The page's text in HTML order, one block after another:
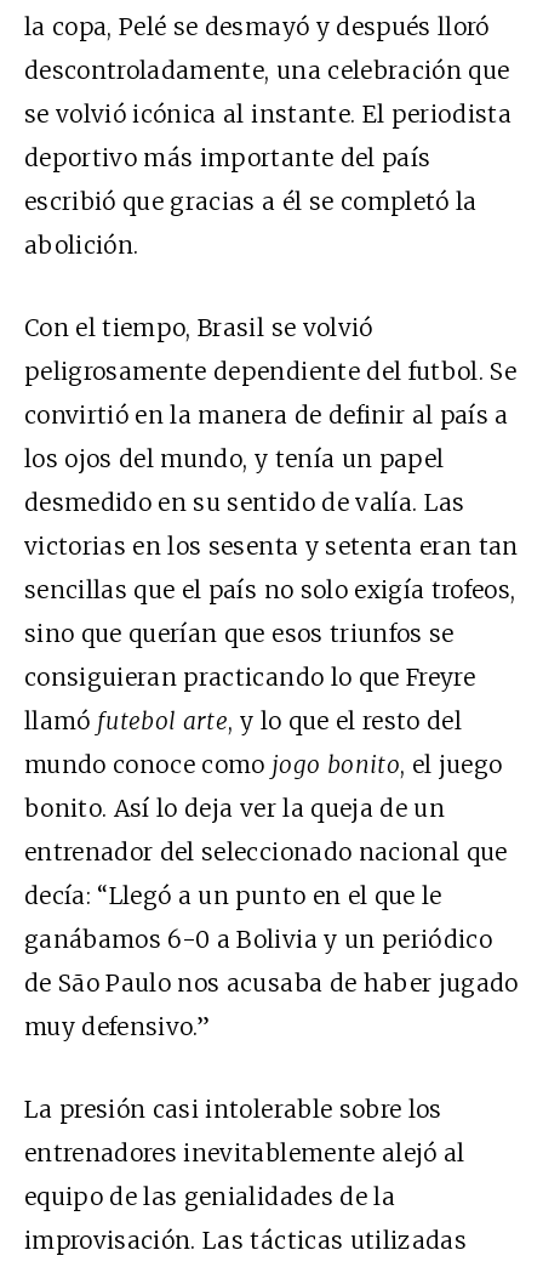
la copa, Pelé se desmayó y después lloró
descontroladamente, una celebración que
se volvió icónica al instante. El periodista
deportivo más importante del país
escribió que gracias a él se completó la
abolición.
Con el tiempo, Brasil se volvió
peligrosamente dependiente del futbol. Se
convirtió en la manera de definir al país a
los ojos del mundo, y tenía un papel
desmedido en su sentido de valía. Las
victorias en los sesenta y setenta eran tan
sencillas que el país no solo exigía trofeos,
sino que querían que esos triunfos se
consiguieran practicando lo que Freyre
llamó futebol arte, y lo que el resto del
mundo conoce como jogo bonito, el juego
bonito. Así lo deja ver la queja de un
entrenador del seleccionado nacional que
decía: “Llegó a un punto en el que le
ganábamos 6-0 a Bolivia y un periódico
de São Paulo nos acusaba de haber jugado
muy defensivo.”
La presión casi intolerable sobre los
entrenadores inevitablemente alejó al
equipo de las genialidades de la
improvisación. Las tácticas utilizadas